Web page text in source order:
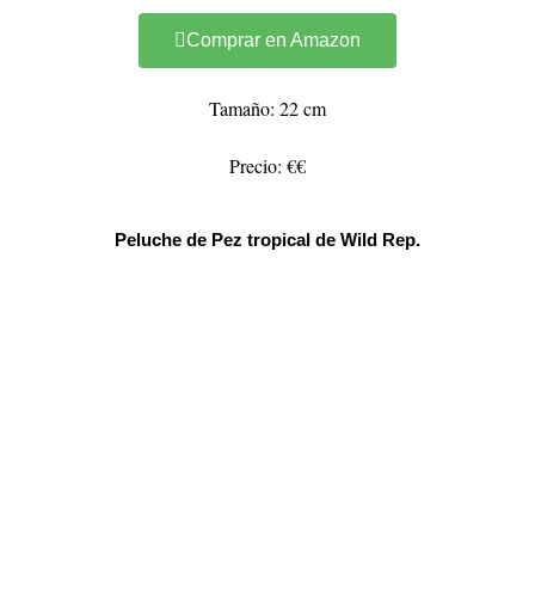
Comprar en Amazon
Tamaño: 22 cm
Precio: €€
Peluche de Pez tropical de Wild Rep.